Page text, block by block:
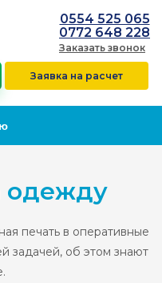
0554 525 065
0772 648 228
Заказать звонок
Заявка на расчет
одежду
печать в оперативные
задачей, об этом знают